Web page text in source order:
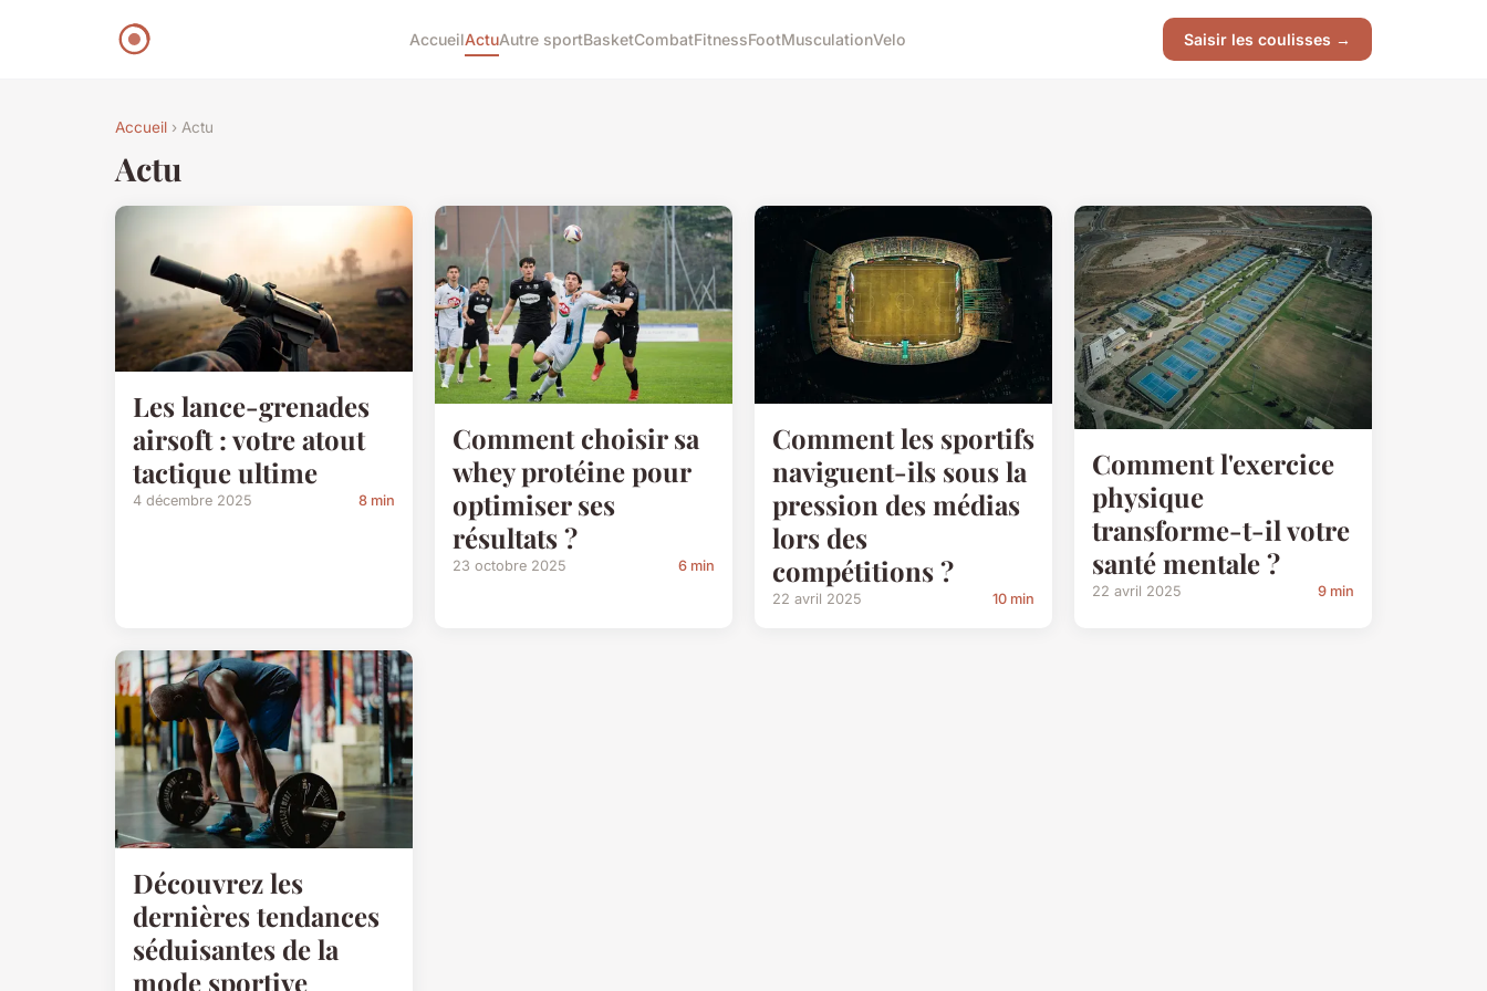
AccueilActuAutre sportBasketCombatFitnessFootMusculationVelo Saisir les coulisses →
Accueil › Actu
Actu
Les lance-grenades
airsoft : votre atout
tactique ultime
4 décembre 2025 8 min
Comment choisir sa
whey protéine pour
optimiser ses
résultats ?
23 octobre 2025 6 min
Comment les sportifs
naviguent-ils sous la
pression des médias
lors des
compétitions ?
22 avril 2025 10 min
Comment l'exercice
physique
transforme-t-il votre
santé mentale ?
22 avril 2025 9 min
Découvrez les
dernières tendances
séduisantes de la
mode sportive